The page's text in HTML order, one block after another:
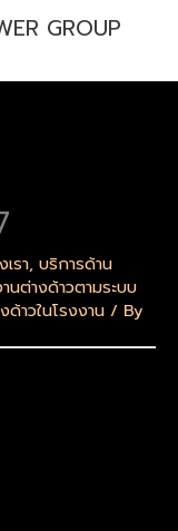
GROUP
รา, บริการด้าน
นต่างด้าวตามระบบ
าวในโรงงาน / By